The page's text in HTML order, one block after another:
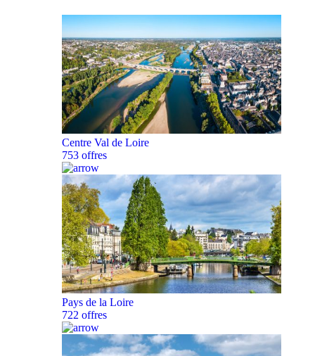
Centre Val de Loire
753 offres
Pays de la Loire
722 offres